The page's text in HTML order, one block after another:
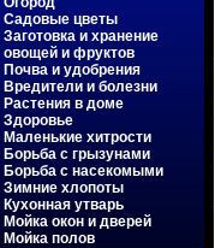
Садовые цветы
Заготовка и хранение
овощей и фруктов
Почва и удобрения
Вредители и болезни
Растения в доме
Здоровье
Маленькие хитрости
Борьба с грызунами
Борьба с насекомыми
Зимние хлопоты
Кухонная утварь
Мойка окон и дверей
Мойка полов